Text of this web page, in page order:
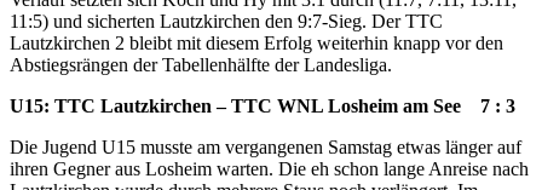
11:5) und sicherten Lautzkirchen den 9:7-Sieg. Der TTC
Lautzkirchen 2 bleibt mit diesem Erfolg weiterhin knapp vor den
Abstiegsrängen der Tabellenhälfte der Landesliga.
U15: TTC Lautzkirchen – TTC WNL Losheim am See 7 : 3
Die Jugend U15 musste am vergangenen Samstag etwas länger auf
ihren Gegner aus Losheim warten. Die eh schon lange Anreise nach